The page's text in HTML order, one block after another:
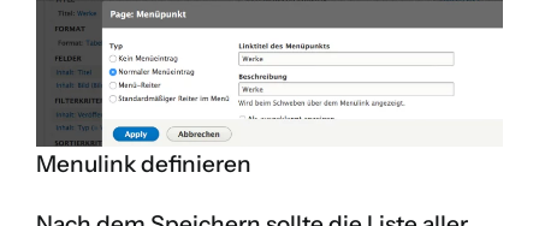
Menulink definieren